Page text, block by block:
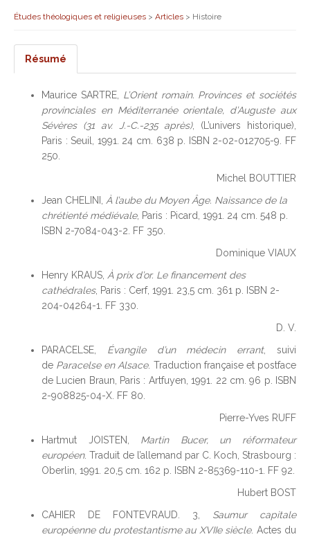
Études théologiques et religieuses > Articles > Histoire
Résumé
Maurice SARTRE, L’Orient romain. Provinces et sociétés
provinciales en Méditerranée orientale, d’Auguste aux
Sévères (31 av. J.-C.-235 après), (L’univers historique),
Paris : Seuil, 1991. 24 cm. 638 p. ISBN 2-02-012705-9. FF
250.
Michel BOUTTIER
Jean CHELINI, À l’aube du Moyen Âge. Naissance de la
chrétienté médiévale, Paris : Picard, 1991. 24 cm. 548 p.
ISBN 2-7084-043-2. FF 350.
Dominique VIAUX
Henry KRAUS, À prix d’or. Le financement des
cathédrales, Paris : Cerf, 1991. 23,5 cm. 361 p. ISBN 2-
204-04264-1. FF 330.
D. V.
PARACELSE, Évangile d’un médecin errant, suivi
de Paracelse en Alsace. Traduction française et postface
de Lucien Braun, Paris : Artfuyen, 1991. 22 cm. 96 p. ISBN
2-908825-04-X. FF 80.
Pierre-Yves RUFF
Hartmut JOISTEN, Martin Bucer, un réformateur
européen. Traduit de l’allemand par C. Koch, Strasbourg :
Oberlin, 1991. 20,5 cm. 162 p. ISBN 2-85369-110-1. FF 92.
Hubert BOST
CAHIER DE FONTEVRAUD. 3, Saumur capitale
européenne du protestantisme au XVIIe siècle. Actes du